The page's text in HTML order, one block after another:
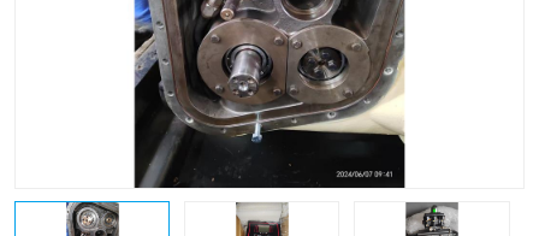
英格索兰COOPER离心机 库伯卡麦隆离心机零件
离心式压缩机高速转子组
复盛离心机零件
空气过滤器